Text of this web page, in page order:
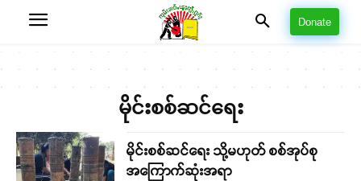
Donate
မိုင်းစစ်ဆင်ရေး
မိုင်းစစ်ဆင်ရေး သို့မဟုတ် စစ်အုပ်စု
အကြောက်ဆုံးအရာ